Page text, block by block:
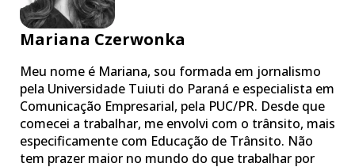
Mariana Czerwonka
Meu nome é Mariana, sou formada em jornalismo
pela Universidade Tuiuti do Paraná e especialista em
Comunicação Empresarial, pela PUC/PR. Desde que
comecei a trabalhar, me envolvi com o trânsito, mais
especificamente com Educação de Trânsito. Não
tem prazer maior no mundo do que trabalhar por